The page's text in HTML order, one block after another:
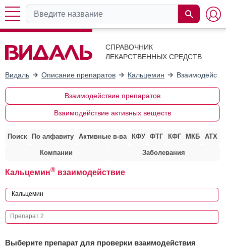
СПРАВОЧНИК
ЛЕКАРСТВЕННЫХ СРЕДСТВ
Видаль Описание препаратов Кальцемин
Взаимодействие препаратов
Взаимодействие активных веществ
Поиск По алфавиту Активные в-ва КФУ ФТГ КФГ МКБ АТХ
Компании Заболевания
Кальцемин® взаимодействие
Выберите препарат для проверки взаимодействия